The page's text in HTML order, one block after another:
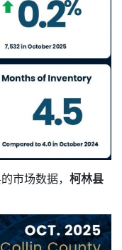
市场数据， 柯林县